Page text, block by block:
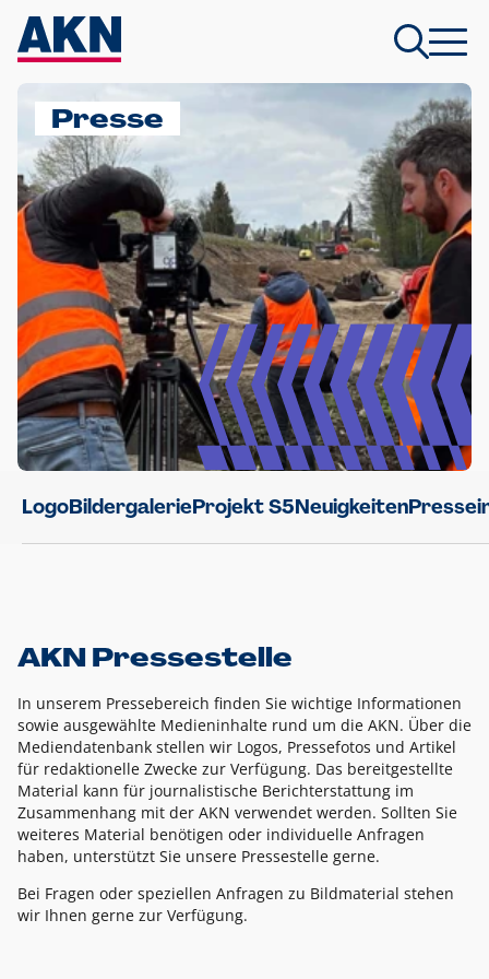
Presse
LogoBildergalerieProjekt S5Neuigkeiten
AKN Pressestelle
In unserem Pressebereich finden Sie wichtige Informationen
sowie ausgewählte Medieninhalte rund um die AKN. Über die
Mediendatenbank stellen wir Logos, Pressefotos und Artikel
für redaktionelle Zwecke zur Verfügung. Das bereitgestellte
Material kann für journalistische Berichterstattung im
Zusammenhang mit der AKN verwendet werden. Sollten Sie
weiteres Material benötigen oder individuelle Anfragen
haben, unterstützt Sie unsere Pressestelle gerne.
Bei Fragen oder speziellen Anfragen zu Bildmaterial stehen
wir Ihnen gerne zur Verfügung.